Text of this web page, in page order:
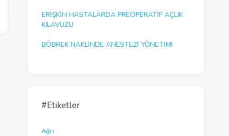
ERIŞKIN HASTALARDA PREOPERATIF AÇLIK
KILAVUZU
BÖBREK NAKLINDE ANESTEZI YÖNETIMI
#Etiketler
Ağrı